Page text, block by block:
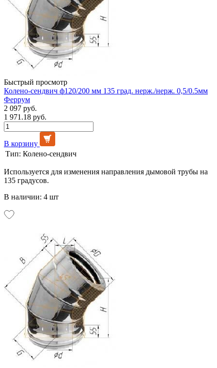
Быстрый просмотр
Колено-сендвич ф120/200 мм 135 град. нерж./нерж. 0,5/0.5мм
Феррум
2 097 руб.
1 971.18 руб.
В корзину
Тип: Колено-сендвич
Используется для изменения направления дымовой трубы на
135 градусов.
В наличии: 4 шт